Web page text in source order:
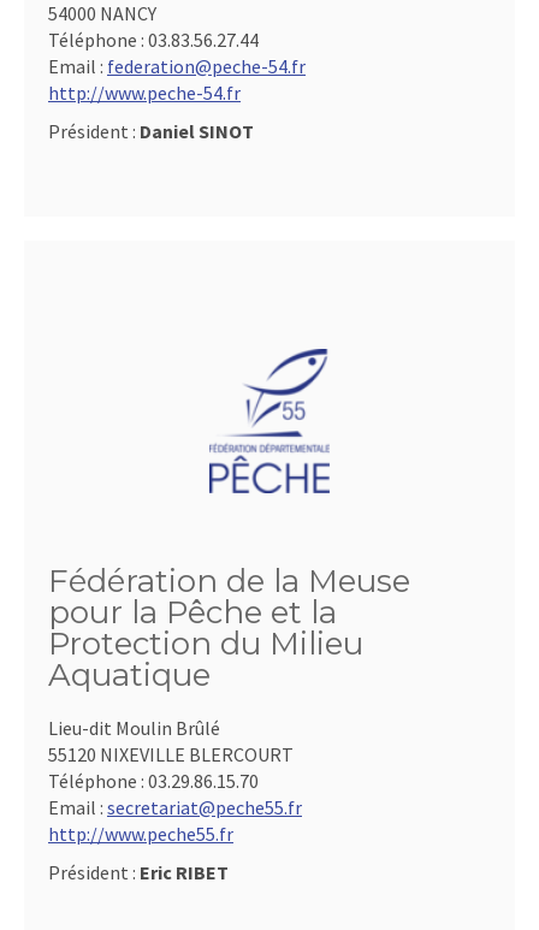
54000 NANCY
Téléphone : 03.83.56.27.44
Email : federation@peche-54.fr
http://www.peche-54.fr
Président : Daniel SINOT
Fédération de la Meuse
pour la Pêche et la
Protection du Milieu
Aquatique
Lieu-dit Moulin Brûlé
55120 NIXEVILLE BLERCOURT
Téléphone : 03.29.86.15.70
Email : secretariat@peche55.fr
http://www.peche55.fr
Président : Eric RIBET